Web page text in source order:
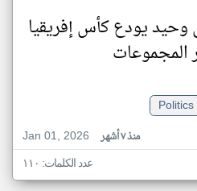
يودع كأس إفريقيا
Politics
Jan 01, 2026
منذ ٧ أشهر
عدد الكلمات: ١١٠